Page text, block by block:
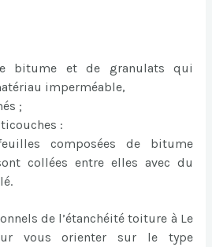
bitume et de granulats qui
imperméable,
;
:
composées de bitume
collées entre elles avec du
de l’étanchéité toiture à Le
vous orienter sur le type